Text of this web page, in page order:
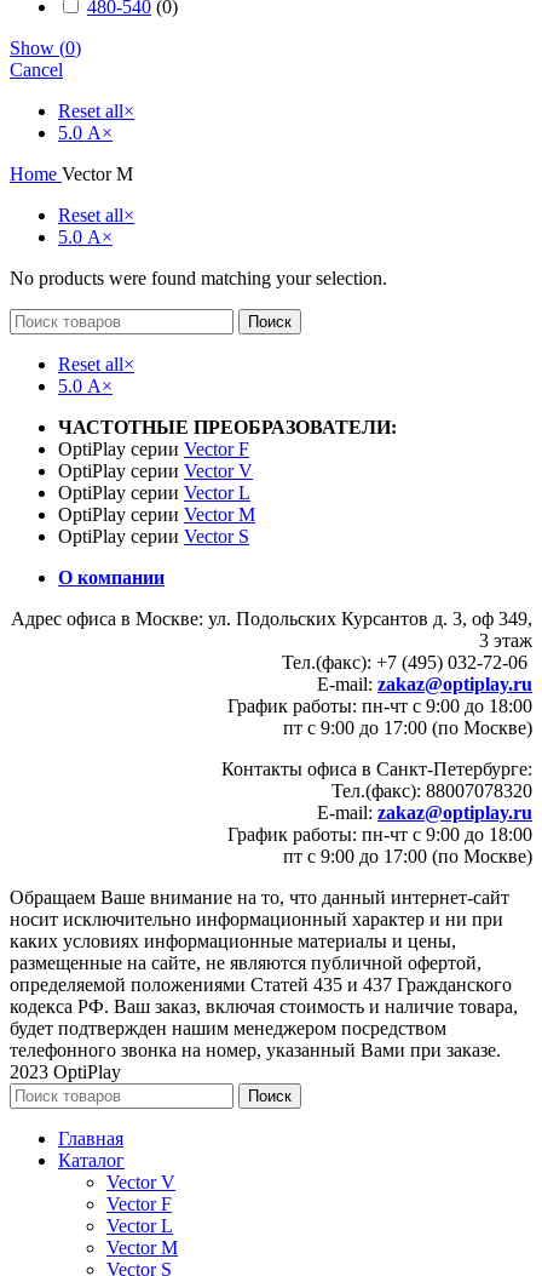
480-540 (0)
Show (0)
Cancel
Reset all×
5.0 А×
Home Vector M
Reset all×
5.0 А×
No products were found matching your selection.
Поиск
Reset all×
5.0 А×
ЧАСТОТНЫЕ ПРЕОБРАЗОВАТЕЛИ:
OptiPlay серии Vector F
OptiPlay серии Vector V
OptiPlay серии Vector L
OptiPlay серии Vector M
OptiPlay серии Vector S
О компании
Адрес офиса в Москве: ул. Подольских Курсантов д. 3, оф 349,
3 этаж
Тел.(факс): +7 (495) 032-72-06
E-mail: zakaz@optiplay.ru
График работы: пн-чт с 9:00 до 18:00
пт с 9:00 до 17:00 (по Москве)
Контакты офиса в Санкт-Петербурге:
Тел.(факс): 88007078320
E-mail: zakaz@optiplay.ru
График работы: пн-чт с 9:00 до 18:00
пт с 9:00 до 17:00 (по Москве)
Обращаем Ваше внимание на то, что данный интернет-сайт
носит исключительно информационный характер и ни при
каких условиях информационные материалы и цены,
размещенные на сайте, не являются публичной офертой,
определяемой положениями Статей 435 и 437 Гражданского
кодекса РФ. Ваш заказ, включая стоимость и наличие товара,
будет подтвержден нашим менеджером посредством
телефонного звонка на номер, указанный Вами при заказе.
2023 OptiPlay
Поиск
Главная
Каталог
Vector V
Vector F
Vector L
Vector M
Vector S